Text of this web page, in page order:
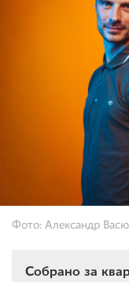
Фото: Александр
Собрано за